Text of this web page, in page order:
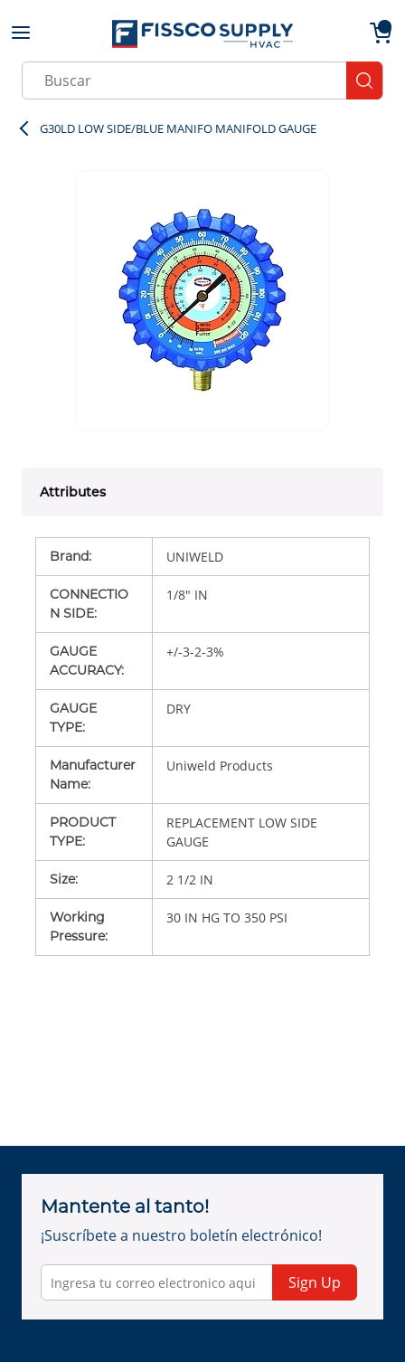
Skip to main content
Site Search
G30LD LOW SIDE/BLUE MANIFO MANIFOLD GAUGE
Attributes
Brand: UNIWELD
CONNECTIO
N SIDE:
1/8" IN
GAUGE
ACCURACY:
+/-3-2-3%
GAUGE
TYPE:
DRY
Manufacturer
Name:
Uniweld Products
PRODUCT
TYPE:
REPLACEMENT LOW SIDE
GAUGE
Size: 2 1/2 IN
Working
Pressure:
30 IN HG TO 350 PSI
Mantente al tanto!
¡Suscríbete a nuestro boletín electrónico!
Sign Up